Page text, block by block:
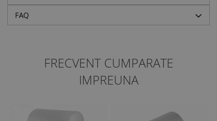
FAQ
FRECVENT CUMPARATE
IMPREUNA